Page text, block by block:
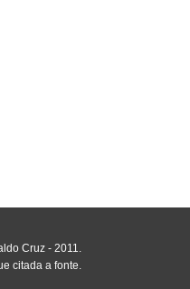
Cruz - 2011.
citada a fonte.